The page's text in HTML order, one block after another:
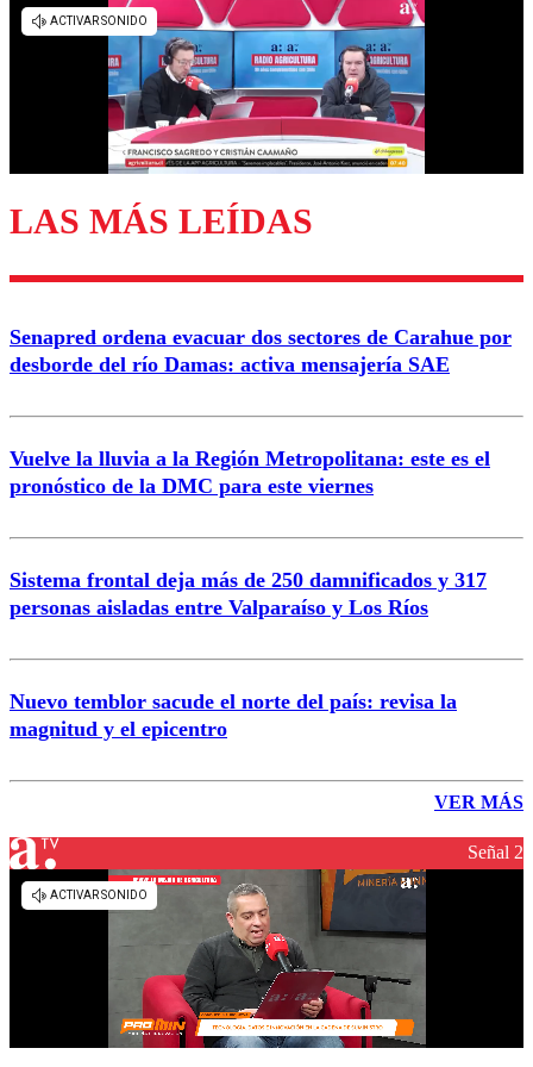
diálogo respetuoso.
Enviar comentario
LAS MÁS LEÍDAS
Senapred ordena evacuar dos sectores de Carahue por
desborde del río Damas: activa mensajería SAE
Vuelve la lluvia a la Región Metropolitana: este es el
pronóstico de la DMC para este viernes
Sistema frontal deja más de 250 damnificados y 317
personas aisladas entre Valparaíso y Los Ríos
Nuevo temblor sacude el norte del país: revisa la
magnitud y el epicentro
VER MÁS
Señal 2